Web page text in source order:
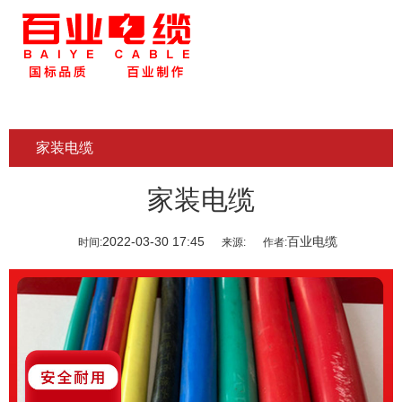
家装电缆
家装电缆
时间:2022-03-30 17:45 来源: 作者:百业电缆